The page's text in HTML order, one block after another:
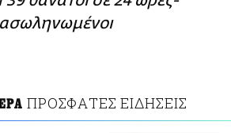
ΠΡΟΣΦΑΤΕΣ ΕΙΔΗΣΕΙΣ